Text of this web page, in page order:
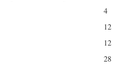
4
12
12
28